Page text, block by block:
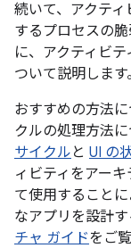
続いて、アクテ
するプロセスの
に、アクティビ
ついて説明します。
おすすめの方法
クルの処理方法に
サイクル と UI の
ィビティをアー
て使用すること
なアプリを設計す
チャ ガイドをご